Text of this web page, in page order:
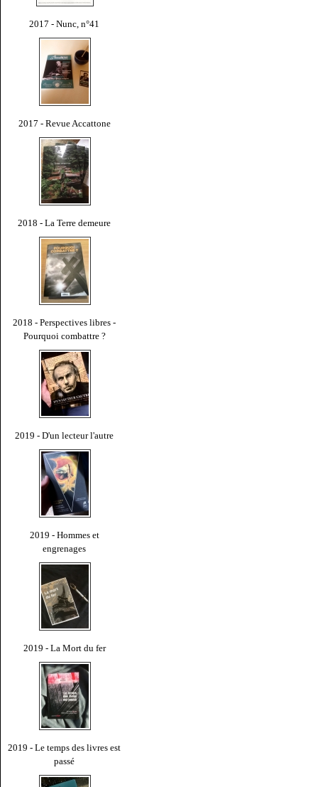
2017 - Nunc, n°41
2017 - Revue Accattone
2018 - La Terre demeure
2018 - Perspectives libres -
Pourquoi combattre ?
2019 - D'un lecteur l'autre
2019 - Hommes et
engrenages
2019 - La Mort du fer
2019 - Le temps des livres est
passé